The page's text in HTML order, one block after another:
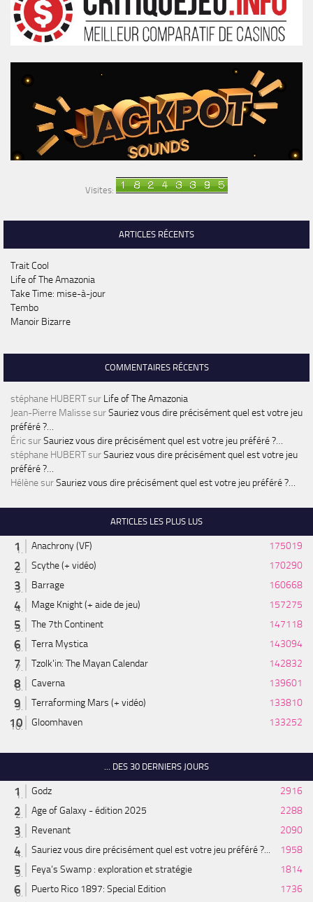
Visites:
ARTICLES RÉCENTS
Trait Cool
Life of The Amazonia
Take Time: mise-à-jour
Tembo
Manoir Bizarre
COMMENTAIRES RÉCENTS
stéphane HUBERTsur Life of The Amazonia
Jean-Pierre MalissesurSauriez vous dire précisément quel est votre jeu
préféré ?…
ÉricsurSauriez vous dire précisément quel est votre jeu préféré ?…
stéphane HUBERTsurSauriez vous dire précisément quel est votre jeu
préféré ?…
HélènesurSauriez vous dire précisément quel est votre jeu préféré ?…
ARTICLES LES PLUS LUS
Anachrony (VF)
175019
Scythe (+ vidéo)
170290
Barrage
160668
Mage Knight (+ aide de jeu)
157275
The 7th Continent
147118
Terra Mystica
143094
Tzolk'in: The Mayan Calendar
142832
Caverna
139601
Terraforming Mars (+ vidéo)
133810
Gloomhaven
133252
... DES 30 DERNIERS JOURS
Godz
2916
Age of Galaxy - édition 2025
2288
Revenant
2090
Sauriez vous dire précisément quel est votre jeu préféré ?...
1958
Feya’s Swamp : exploration et stratégie
1814
Puerto Rico 1897: Special Edition
1736